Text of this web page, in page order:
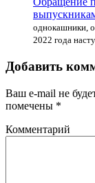
однокашники,
2022 года
Добавить
Ваш e-mail не
помечены *
Комментарий